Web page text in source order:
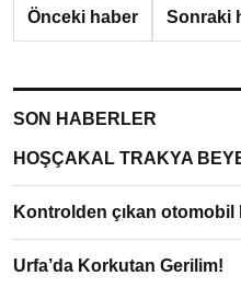
Önceki haber Sonraki
SON HABERLER
HOŞÇAKAL TRAKYA
Kontrolden çıkan otomobil
Urfa’da Korkutan Gerilim!